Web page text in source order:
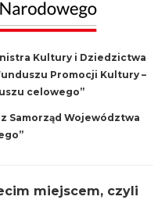
Kultury i Dziedzictwa
Promocji Kultury –
celowego”
Samorząd Województwa
miejscem, czyli